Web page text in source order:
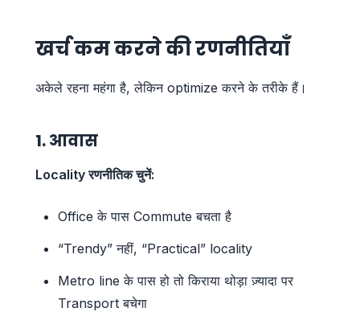
खर्च कम करने की रणनीतियाँ
अकेले रहना महंगा है, लेकिन optimize करने के तरीके हैं।
1. आवास
Locality रणनीतिक चुनें:
Office के पास Commute बचता है
“Trendy” नहीं, “Practical” locality
Metro line के पास हो तो किराया थोड़ा ज़्यादा पर
Transport बचेगा